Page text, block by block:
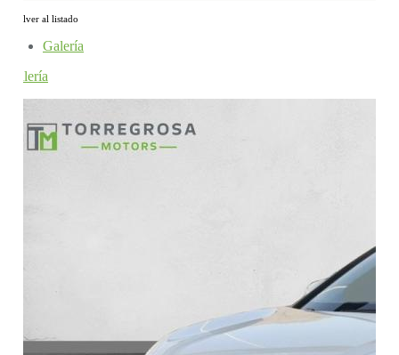
Volver al listado
Galería
Galería